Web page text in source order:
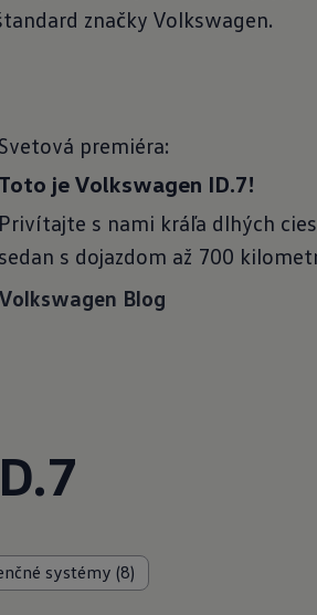
značky Volkswagen.
Svetová premiéra:
Toto je Volkswagen ID.7!
Privítajte s nami kráľa dlhých
sedan s dojazdom až 700
Volkswagen Blog
systémy (8)